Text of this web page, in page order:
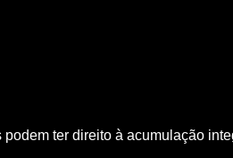
ter direito à acumulação